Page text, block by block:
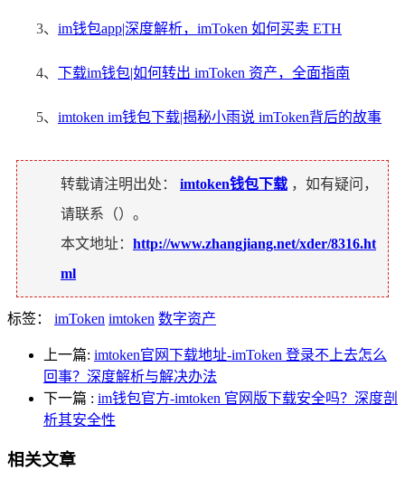
3、 im钱包app|深度解析，imToken 如何买卖 ETH
4、 下载im钱包|如何转出 imToken 资产，全面指南
5、 imtoken im钱包下载|揭秘小雨说 imToken背后的故事
转载请注明出处： imtoken钱包下载 ，如有疑问，
请联系（）。
本文地址： http://www.zhangjiang.net/xder/8316.ht
ml
标签： imToken imtoken 数字资产
上一篇: imtoken官网下载地址-imToken 登录不上去怎么
回事？深度解析与解决办法
下一篇 : im钱包官方-imtoken 官网版下载安全吗？深度剖
析其安全性
相关文章